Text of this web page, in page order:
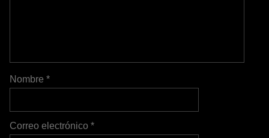
Nombre *
Correo electrónico *